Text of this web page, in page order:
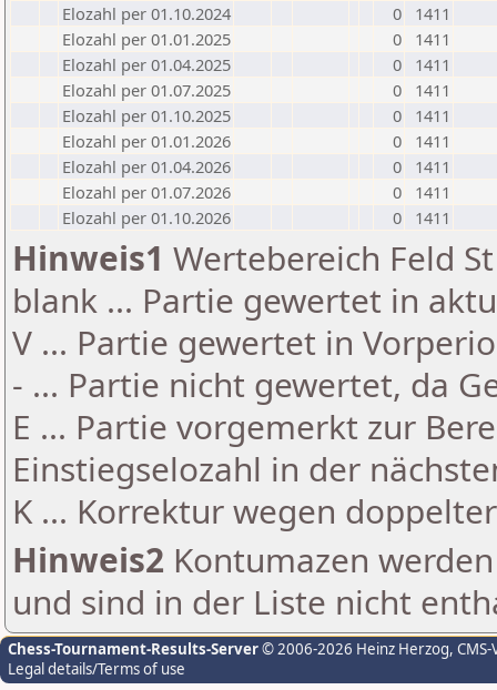
Elozahl per 01.10.2024
0
1411
Elozahl per 01.01.2025
0
1411
Elozahl per 01.04.2025
0
1411
Elozahl per 01.07.2025
0
1411
Elozahl per 01.10.2025
0
1411
Elozahl per 01.01.2026
0
1411
Elozahl per 01.04.2026
0
1411
Elozahl per 01.07.2026
0
1411
Elozahl per 01.10.2026
0 1411
Hinweis1 Wertebereich Feld
blank ... Partie gewertet in
V ... Partie gewertet in
- ... Partie nicht gewertet, da
E ... Partie vorgemerkt zur
Einstiegselozahl in der
K ... Korrektur wegen
Hinweis2 Kontumazen
und sind in der Liste nicht
Chess-Tournament-Results-Server© 2006-2026 Heinz Herzog,
Legal details/Terms of use